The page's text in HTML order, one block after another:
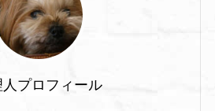
人プロフィール